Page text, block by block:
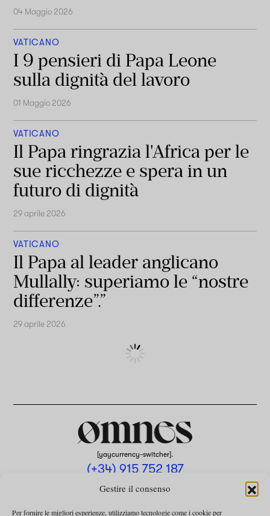
Gestire il consenso
Per fornire le migliori esperienze, utilizziamo tecnologie come i cookie per
04 Maggio 2026
VATICANO
I 9 pensieri di Papa Leone
sulla dignità del lavoro
01 Maggio 2026
VATICANO
Il Papa ringrazia l'Africa per le
sue ricchezze e spera in un
futuro di dignità
29 aprile 2026
VATICANO
Il Papa al leader anglicano
Mullally: superiamo le “nostre
differenze”.”
29 aprile 2026
[yaycurrency-switcher].
(+34) 915 752 187
omnes@omnesmag.com